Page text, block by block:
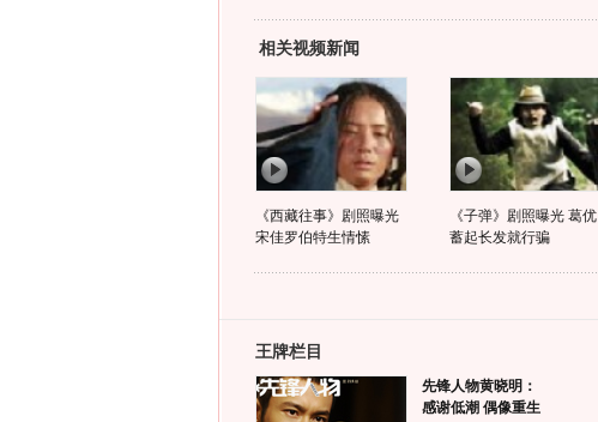
相关视频新闻
《西藏往事》剧照曝光
宋佳罗伯特生情愫
《子弹》剧照曝光 葛优
蓄起长发就行骗
王牌栏目
先锋人物黄晓明：
感谢低潮 偶像重生